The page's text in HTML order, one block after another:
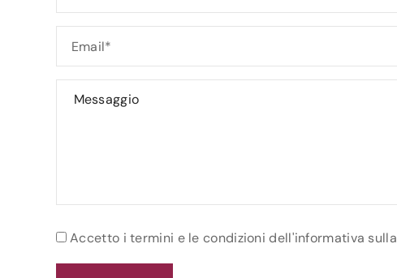
Accetto i termini e le condizioni dell'informativa sulla